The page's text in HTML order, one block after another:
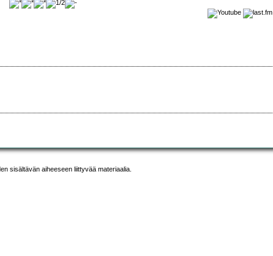
sisältävän aiheeseen liittyvää materiaalia.